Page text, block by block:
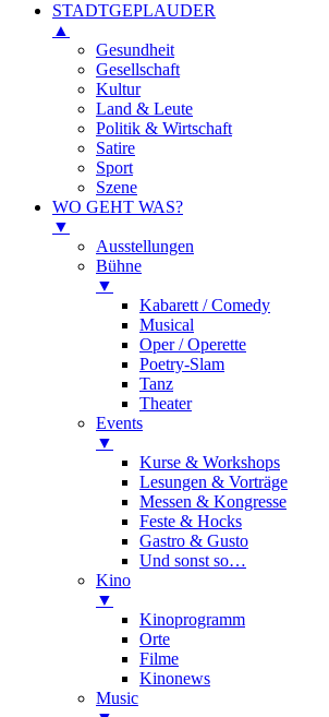
STADTGEPLAUDER
▲
Gesundheit
Gesellschaft
Kultur
Land & Leute
Politik & Wirtschaft
Satire
Sport
Szene
WO GEHT WAS?
▼
Ausstellungen
Bühne
▼
Kabarett / Comedy
Musical
Oper / Operette
Poetry-Slam
Tanz
Theater
Events
▼
Kurse & Workshops
Lesungen & Vorträge
Messen & Kongresse
Feste & Hocks
Gastro & Gusto
Und sonst so…
Kino
▼
Kinoprogramm
Orte
Filme
Kinonews
Music